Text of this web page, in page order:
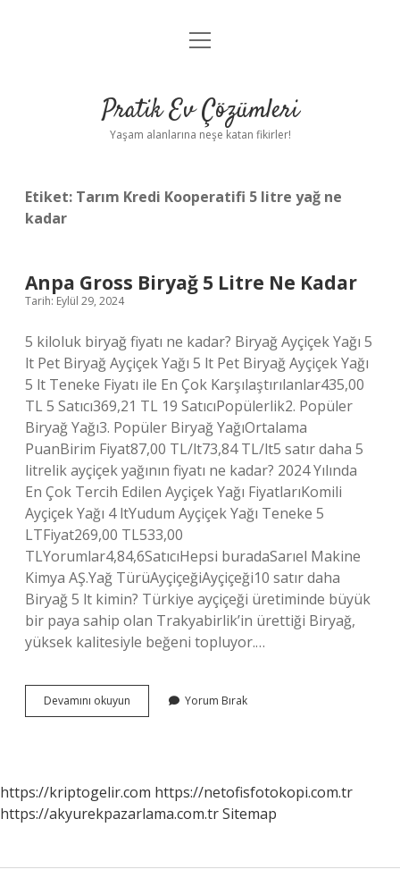
Anasayfa
Yasal Uyarı
menüyü
Pratik Ev Çözümleri
Yaşam alanlarına neşe katan fikirler!
Etiket: Tarım Kredi Kooperatifi 5 litre yağ ne
kadar
Anpa Gross Biryağ 5 Litre Ne Kadar
Tarih: Eylül 29, 2024
5 kiloluk biryağ fiyatı ne kadar? Biryağ Ayçiçek Yağı 5
lt Pet Biryağ Ayçiçek Yağı 5 lt Pet Biryağ Ayçiçek Yağı
5 lt Teneke Fiyatı ile En Çok Karşılaştırılanlar435,00
TL 5 Satıcı369,21 TL 19 SatıcıPopülerlik2. Popüler
Biryağ Yağı3. Popüler Biryağ YağıOrtalama
PuanBirim Fiyat87,00 TL/lt73,84 TL/lt5 satır daha 5
litrelik ayçiçek yağının fiyatı ne kadar? 2024 Yılında
En Çok Tercih Edilen Ayçiçek Yağı FiyatlarıKomili
Ayçiçek Yağı 4 ltYudum Ayçiçek Yağı Teneke 5
LTFiyat269,00 TL533,00
TLYorumlar4,84,6SatıcıHepsi buradaSarıel Makine
Kimya AŞ.Yağ TürüAyçiçeğiAyçiçeği10 satır daha
Biryağ 5 lt kimin? Türkiye ayçiçeği üretiminde büyük
bir paya sahip olan Trakyabirlik’in ürettiği Biryağ,
yüksek kalitesiyle beğeni topluyor.…
Devamını okuyun
Gross
Kadar
Yorum Bırak
https://kriptogelir.com https://netofisfotokopi.com.tr
https://akyurekpazarlama.com.trSitemap